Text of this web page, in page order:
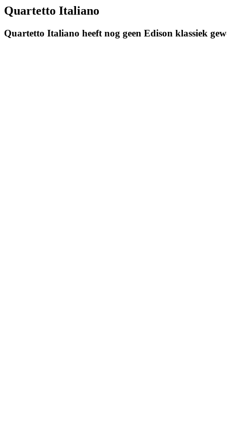
Quartetto Italiano
Quartetto Italiano heeft nog geen Edison klassiek